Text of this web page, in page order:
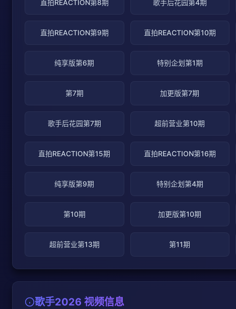
直拍REACTION第8期 歌手后花园第4期
直拍REACTION第9期 直拍REACTION第10期
纯享版第6期 特别企划第1期
第7期 加更版第7期
歌手后花园第7期 超前营业第10期
直拍REACTION第15期 直拍REACTION第16期
纯享版第9期 特别企划第4期
第10期 加更版第10期
超前营业第13期 第11期
歌手2026 视频信息